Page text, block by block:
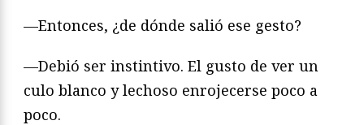
—Entonces, ¿de dónde salió ese gesto?
—Debió ser instintivo. El gusto de ver un
culo blanco y lechoso enrojecerse poco a
poco.